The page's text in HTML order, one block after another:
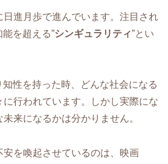
日進月歩で進んでいます。注目され
を超える”シンギュラリティ”とい
性を持った時、どんな社会になる
行われています。しかし実際にな
来になるかは分かりません。
安を喚起させているのは、映画